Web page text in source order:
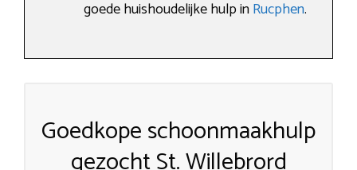
goede huishoudelijke hulp inRucphen.
Goedkope schoonmaakhulp